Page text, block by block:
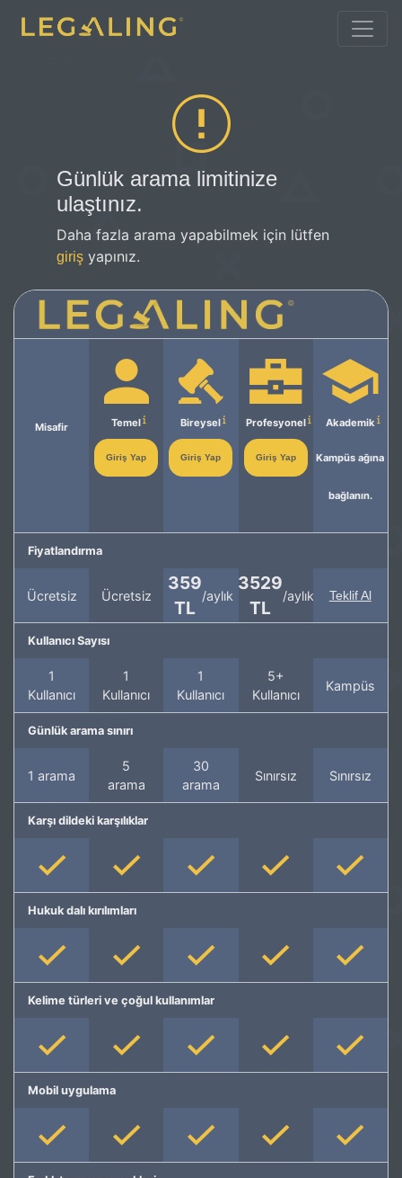
Günlük arama limitinize
ulaştınız.
Daha fazla arama yapabilmek için lütfen
giriş yapınız.
Misafir Temel
Giriş Yap
Bireysel
Giriş Yap
Profesyonel
Giriş Yap
Akademik
Kampüs ağına
bağlanın.
Fiyatlandırma
Ücretsiz Ücretsiz
359
TL
/aylık
3529
TL
/aylık Teklif Al
Kullanıcı Sayısı
1
Kullanıcı
1
Kullanıcı
1
Kullanıcı
5+
Kullanıcı
Kampüs
Günlük arama sınırı
1 arama
5
arama
30
arama
Sınırsız Sınırsız
Karşı dildeki karşılıklar
Hukuk dalı kırılımları
Kelime türleri ve çoğul kullanımlar
Mobil uygulama